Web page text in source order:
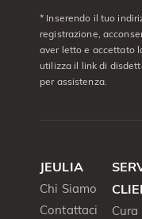
* Inserendo il tuo
registrazione,
aver letto e accettato
utilizza il link di
per assistenza.
JEULIA
Chi Siamo
Contattaci